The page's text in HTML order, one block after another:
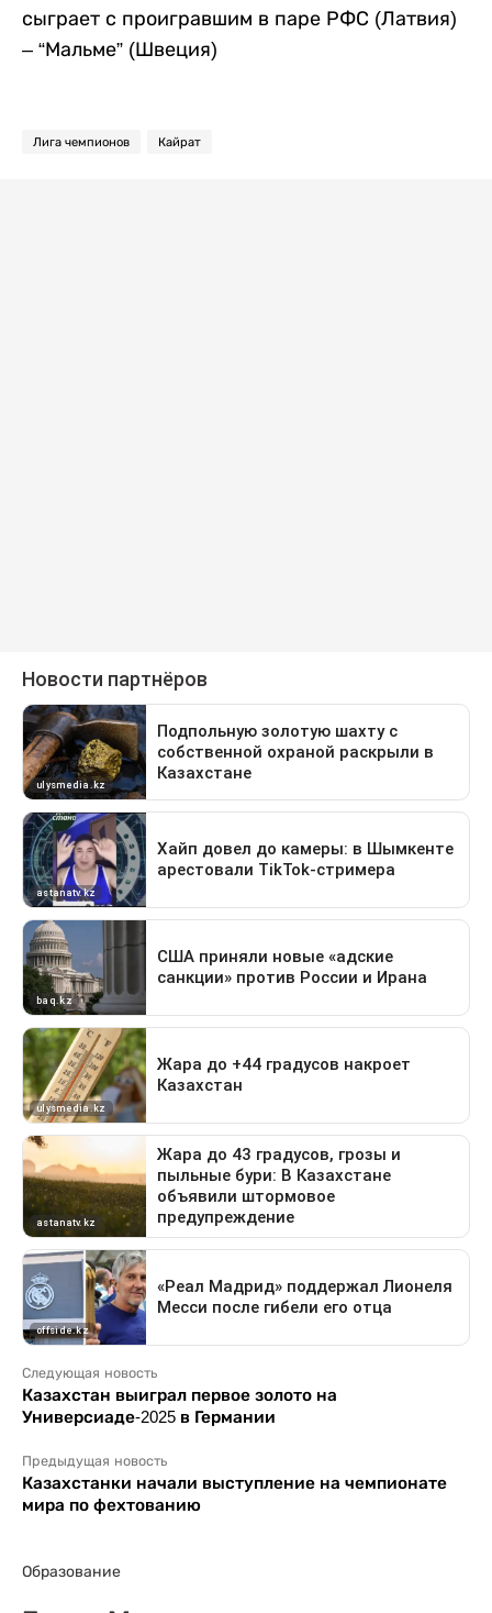
сыграет с проигравшим в паре РФС (Латвия)
– “Мальме” (Швеция)
Лига чемпионов Кайрат
Следующая новость
Казахстан выиграл первое золото на
Универсиаде-2025 в Германии
Предыдущая новость
Казахстанки начали выступление на чемпионате
мира по фехтованию
Образование